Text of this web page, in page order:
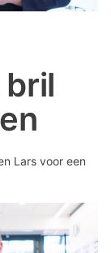
bril
Lars voor een